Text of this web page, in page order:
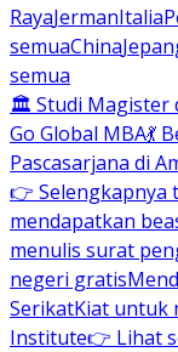
RayaJermanItalia
semuaChina
semua
🏛 Studi Magister
Go Global MBA💃
Pascasarjana di
👉 Selengkapnya
mendapatkan
menulis surat
negeri gratis
SerikatKiat untuk
Institute👉 Lihat